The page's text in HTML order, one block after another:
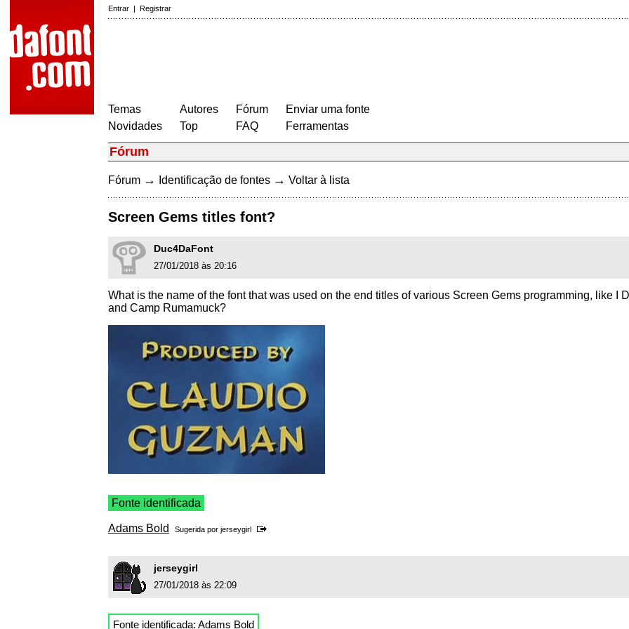
Entrar | Registrar
Temas
Novidades
Autores
Top
Fórum
FAQ
Enviar uma fonte
Ferramentas
Fórum
Fórum → Identificação de fontes → Voltar à lista
Screen Gems titles font?
Duc4DaFont
27/01/2018 às 20:16
What is the name of the font that was used on the end titles of various Screen Gems programming, like I
and Camp Rumamuck?
Fonte identificada
Adams Bold Sugerida por jerseygirl
jerseygirl
27/01/2018 às 22:09
Fonte identificada: Adams Bold